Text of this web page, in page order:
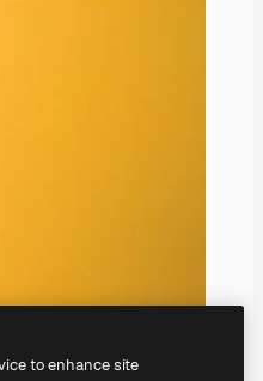
to enhance site